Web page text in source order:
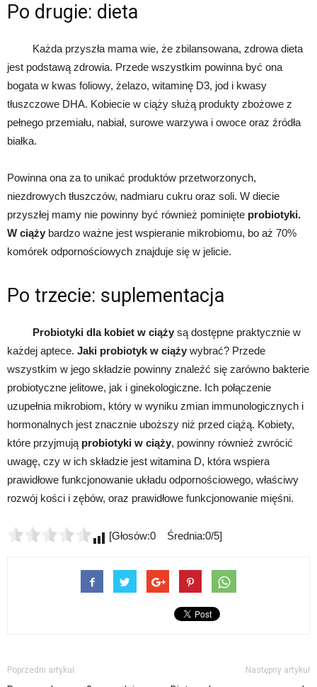
Po drugie: dieta
Każda przyszła mama wie, że zbilansowana, zdrowa dieta
jest podstawą zdrowia. Przede wszystkim powinna być ona
bogata w kwas foliowy, żelazo, witaminę D3, jod i kwasy
tłuszczowe DHA. Kobiecie w ciąży służą produkty zbożowe z
pełnego przemiału, nabiał, surowe warzywa i owoce oraz źródła
białka.
Powinna ona za to unikać produktów przetworzonych,
niezdrowych tłuszczów, nadmiaru cukru oraz soli. W diecie
przyszłej mamy nie powinny być również pominięte probiotyki.
W ciąży bardzo ważne jest wspieranie mikrobiomu, bo aż 70%
komórek odpornościowych znajduje się w jelicie.
Po trzecie: suplementacja
Probiotyki dla kobiet w ciąży są dostępne praktycznie w
każdej aptece. Jaki probiotyk w ciąży wybrać? Przede
wszystkim w jego składzie powinny znaleźć się zarówno bakterie
probiotyczne jelitowe, jak i ginekologiczne. Ich połączenie
uzupełnia mikrobiom, który w wyniku zmian immunologicznych i
hormonalnych jest znacznie uboższy niż przed ciążą. Kobiety,
które przyjmują probiotyki w ciąży, powinny również zwrócić
uwagę, czy w ich składzie jest witamina D, która wspiera
prawidłowe funkcjonowanie układu odpornościowego, właściwy
rozwój kości i zębów, oraz prawidłowe funkcjonowanie mięśni.
[Głosów:0 Średnia:0/5]
Poprzedni artykuł Następny artykuł